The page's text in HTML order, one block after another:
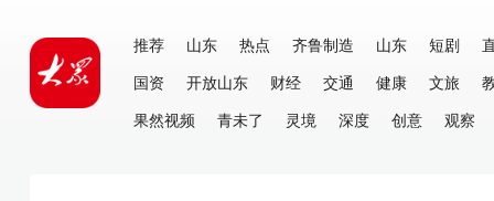
推荐 山东 热点 齐鲁制造 山东 短剧
国资
开放山东 财经 交通 健康 文旅
果然视频
青未了 灵境 深度 创意 观察